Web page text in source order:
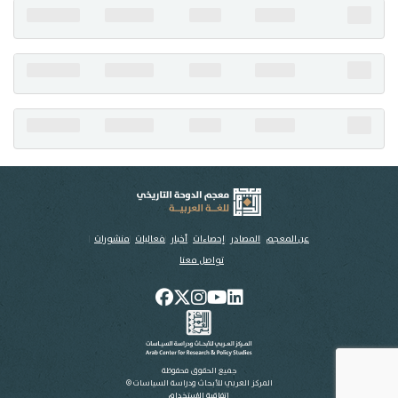
عن المعجم المصادر إحصاءات أخبار فعاليات منشورات
تواصل معنا
جميع الحقوق محفوظة
المركز العربي للأبحاث ودراسة السياسات ©